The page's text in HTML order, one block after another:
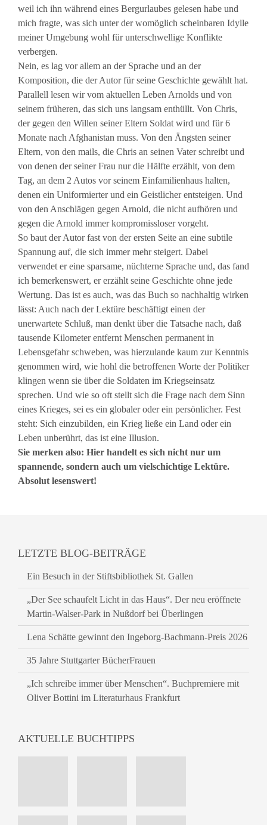
weil ich ihn während eines Bergurlaubes gelesen habe und
mich fragte, was sich unter der womöglich scheinbaren Idylle
meiner Umgebung wohl für unterschwellige Konflikte
verbergen.
Nein, es lag vor allem an der Sprache und an der
Komposition, die der Autor für seine Geschichte gewählt hat.
Parallell lesen wir vom aktuellen Leben Arnolds und von
seinem früheren, das sich uns langsam enthüllt. Von Chris,
der gegen den Willen seiner Eltern Soldat wird und für 6
Monate nach Afghanistan muss. Von den Ängsten seiner
Eltern, von den mails, die Chris an seinen Vater schreibt und
von denen der seiner Frau nur die Hälfte erzählt, von dem
Tag, an dem 2 Autos vor seinem Einfamilienhaus halten,
denen ein Uniformierter und ein Geistlicher entsteigen. Und
von den Anschlägen gegen Arnold, die nicht aufhören und
gegen die Arnold immer kompromissloser vorgeht.
So baut der Autor fast von der ersten Seite an eine subtile
Spannung auf, die sich immer mehr steigert. Dabei
verwendet er eine sparsame, nüchterne Sprache und, das fand
ich bemerkenswert, er erzählt seine Geschichte ohne jede
Wertung. Das ist es auch, was das Buch so nachhaltig wirken
lässt: Auch nach der Lektüre beschäftigt einen der
unerwartete Schluß, man denkt über die Tatsache nach, daß
tausende Kilometer entfernt Menschen permanent in
Lebensgefahr schweben, was hierzulande kaum zur Kenntnis
genommen wird, wie hohl die betroffenen Worte der Politiker
klingen wenn sie über die Soldaten im Kriegseinsatz
sprechen. Und wie so oft stellt sich die Frage nach dem Sinn
eines Krieges, sei es ein globaler oder ein persönlicher. Fest
steht: Sich einzubilden, ein Krieg ließe ein Land oder ein
Leben unberührt, das ist eine Illusion.
Sie merken also: Hier handelt es sich nicht nur um
spannende, sondern auch um vielschichtige Lektüre.
Absolut lesenswert!
LETZTE BLOG-BEITRÄGE
Ein Besuch in der Stiftsbibliothek St. Gallen
„Der See schaufelt Licht in das Haus“. Der neu eröffnete
Martin-Walser-Park in Nußdorf bei Überlingen
Lena Schätte gewinnt den Ingeborg-Bachmann-Preis 2026
35 Jahre Stuttgarter BücherFrauen
„Ich schreibe immer über Menschen“. Buchpremiere mit
Oliver Bottini im Literaturhaus Frankfurt
AKTUELLE BUCHTIPPS